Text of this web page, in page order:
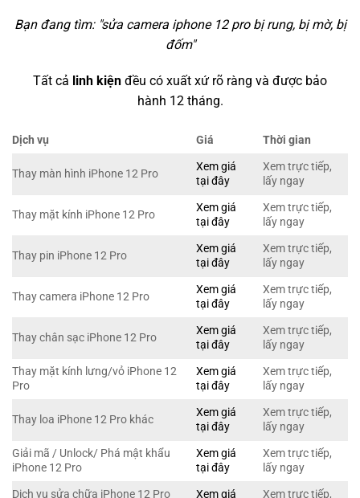
Bạn đang tìm: "sửa camera iphone 12 pro bị rung, bị mờ, bị
đốm"
Tất cả linh kiện đều có xuất xứ rõ ràng và được bảo
hành 12 tháng.
Dịch vụ Giá Thời gian
Thay màn hình iPhone 12 Pro
Xem giá
tại đây
Xem trực tiếp,
lấy ngay
Thay mặt kính iPhone 12 Pro
Xem giá
tại đây
Xem trực tiếp,
lấy ngay
Thay pin iPhone 12 Pro
Xem giá
tại đây
Xem trực tiếp,
lấy ngay
Thay camera iPhone 12 Pro
Xem giá
tại đây
Xem trực tiếp,
lấy ngay
Thay chân sạc iPhone 12 Pro
Xem giá
tại đây
Xem trực tiếp,
lấy ngay
Thay mặt kính lưng/vỏ iPhone 12
Pro
Xem giá
tại đây
Xem trực tiếp,
lấy ngay
Thay loa iPhone 12 Pro khác
Xem giá
tại đây
Xem trực tiếp,
lấy ngay
Giải mã / Unlock/ Phá mật khẩu
iPhone 12 Pro
Xem giá
tại đây
Xem trực tiếp,
lấy ngay
Dịch vụ sửa chữa iPhone 12 Pro
Xem giá Xem trực tiếp,